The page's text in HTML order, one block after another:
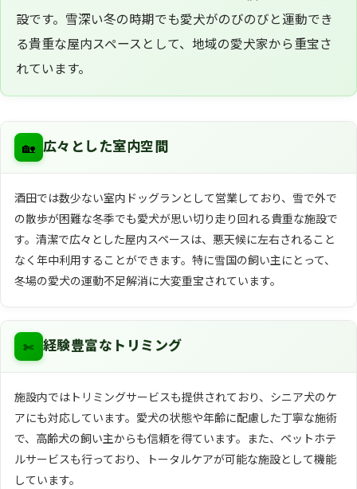
設です。雪深い冬の時期でも愛犬がのびのびと運動でき
る貴重な屋内スペースとして、地域の愛犬家から重宝さ
れています。
🏡 広々とした室内空間
酒田では数少ない室内ドッグランとして営業しており、雪で外で
の散歩が困難な冬季でも愛犬が思い切り走り回れる貴重な施設で
す。清潔で広々とした屋内スペースは、悪天候に左右されること
なく年中利用することができます。特に雪国の飼い主にとって、
冬場の愛犬の運動不足解消に大変重宝されています。
✄ 経験豊富なトリミング
施設内ではトリミングサービスも提供されており、シニア犬のケ
アにも対応しています。愛犬の状態や年齢に配慮した丁寧な施術
で、高齢犬の飼い主からも信頼を得ています。また、ペットホテ
ルサービスも行っており、トータルケアが可能な施設として機能
しています。